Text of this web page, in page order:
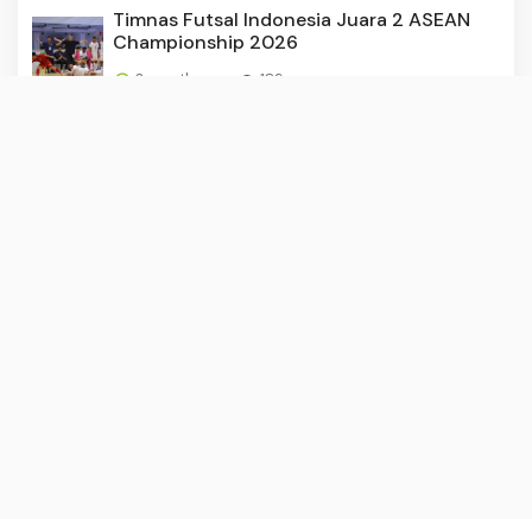
Timnas Futsal Indonesia Juara 2 ASEAN
Championship 2026
3 months ago 189